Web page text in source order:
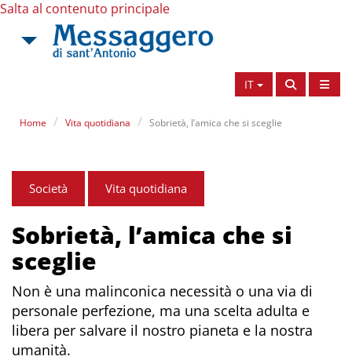
Salta al contenuto principale
IT
Home Vita quotidiana Sobrietà, l’amica che si sceglie
Società Vita quotidiana
Sobrietà, l’amica che si
sceglie
Non è una malinconica necessità o una via di
personale perfezione, ma una scelta adulta e
libera per salvare il nostro pianeta e la nostra
umanità.